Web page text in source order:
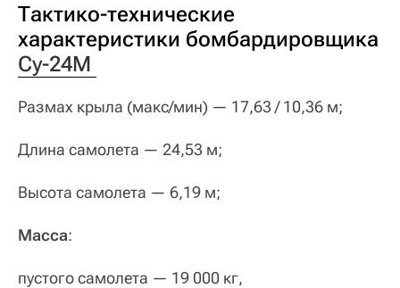
Тактико-технические
характеристики бомбардировщика
Су-24М
Размах крыла (макс/мин) — 17,63 / 10,36 м;
Длина самолета — 24,53 м;
Высота самолета — 6,19 м;
Масса:
пустого самолета — 19 000 кг,